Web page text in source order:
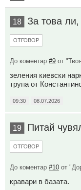
18 За това ли,
ОТГОВОР
До коментар #9 от
зеления киевски
трупа от
09:30 08.07.2026
19 Питай
ОТГОВОР
До коментар #10 от
кравари в базата.